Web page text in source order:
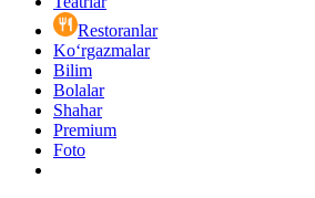
Restoranlar
Ko‘rgazmalar
Bilim
Bolalar
Shahar
Premium
Foto